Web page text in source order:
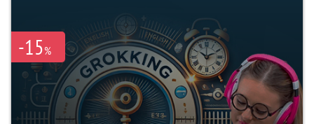
-15%